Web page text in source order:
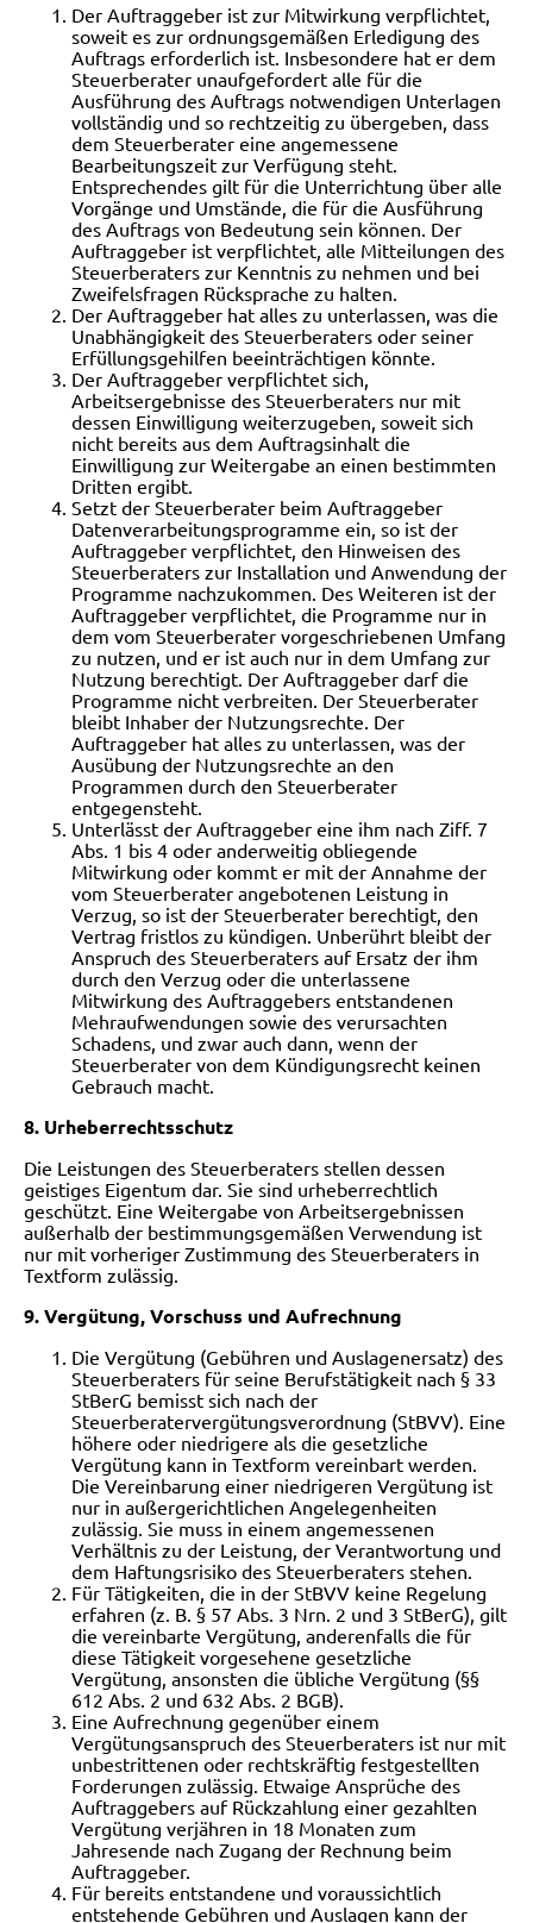
Der Auftraggeber ist zur Mitwirkung verpflichtet,
soweit es zur ordnungsgemäßen Erledigung des
Auftrags erforderlich ist. Insbesondere hat er dem
Steuerberater unaufgefordert alle für die
Ausführung des Auftrags notwendigen Unterlagen
vollständig und so rechtzeitig zu übergeben, dass
dem Steuerberater eine angemessene
Bearbeitungszeit zur Verfügung steht.
Entsprechendes gilt für die Unterrichtung über alle
Vorgänge und Umstände, die für die Ausführung
des Auftrags von Bedeutung sein können. Der
Auftraggeber ist verpflichtet, alle Mitteilungen des
Steuerberaters zur Kenntnis zu nehmen und bei
Zweifelsfragen Rücksprache zu halten.
Der Auftraggeber hat alles zu unterlassen, was die
Unabhängigkeit des Steuerberaters oder seiner
Erfüllungsgehilfen beeinträchtigen könnte.
Der Auftraggeber verpflichtet sich,
Arbeitsergebnisse des Steuerberaters nur mit
dessen Einwilligung weiterzugeben, soweit sich
nicht bereits aus dem Auftragsinhalt die
Einwilligung zur Weitergabe an einen bestimmten
Dritten ergibt.
Setzt der Steuerberater beim Auftraggeber
Datenverarbeitungsprogramme ein, so ist der
Auftraggeber verpflichtet, den Hinweisen des
Steuerberaters zur Installation und Anwendung der
Programme nachzukommen. Des Weiteren ist der
Auftraggeber verpflichtet, die Programme nur in
dem vom Steuerberater vorgeschriebenen Umfang
zu nutzen, und er ist auch nur in dem Umfang zur
Nutzung berechtigt. Der Auftraggeber darf die
Programme nicht verbreiten. Der Steuerberater
bleibt Inhaber der Nutzungsrechte. Der
Auftraggeber hat alles zu unterlassen, was der
Ausübung der Nutzungsrechte an den
Programmen durch den Steuerberater
entgegensteht.
Unterlässt der Auftraggeber eine ihm nach Ziff. 7
Abs. 1 bis 4 oder anderweitig obliegende
Mitwirkung oder kommt er mit der Annahme der
vom Steuerberater angebotenen Leistung in
Verzug, so ist der Steuerberater berechtigt, den
Vertrag fristlos zu kündigen. Unberührt bleibt der
Anspruch des Steuerberaters auf Ersatz der ihm
durch den Verzug oder die unterlassene
Mitwirkung des Auftraggebers entstandenen
Mehraufwendungen sowie des verursachten
Schadens, und zwar auch dann, wenn der
Steuerberater von dem Kündigungsrecht keinen
Gebrauch macht.
8. Urheberrechtsschutz
Die Leistungen des Steuerberaters stellen dessen
geistiges Eigentum dar. Sie sind urheberrechtlich
geschützt. Eine Weitergabe von Arbeitsergebnissen
außerhalb der bestimmungsgemäßen Verwendung ist
nur mit vorheriger Zustimmung des Steuerberaters in
Textform zulässig.
9. Vergütung, Vorschuss und Aufrechnung
Die Vergütung (Gebühren und Auslagenersatz) des
Steuerberaters für seine Berufstätigkeit nach § 33
StBerG bemisst sich nach der
Steuerberatervergütungsverordnung (StBVV). Eine
höhere oder niedrigere als die gesetzliche
Vergütung kann in Textform vereinbart werden.
Die Vereinbarung einer niedrigeren Vergütung ist
nur in außergerichtlichen Angelegenheiten
zulässig. Sie muss in einem angemessenen
Verhältnis zu der Leistung, der Verantwortung und
dem Haftungsrisiko des Steuerberaters stehen.
Für Tätigkeiten, die in der StBVV keine Regelung
erfahren (z. B. § 57 Abs. 3 Nrn. 2 und 3 StBerG), gilt
die vereinbarte Vergütung, anderenfalls die für
diese Tätigkeit vorgesehene gesetzliche
Vergütung, ansonsten die übliche Vergütung (§§
612 Abs. 2 und 632 Abs. 2 BGB).
Eine Aufrechnung gegenüber einem
Vergütungsanspruch des Steuerberaters ist nur mit
unbestrittenen oder rechtskräftig festgestellten
Forderungen zulässig. Etwaige Ansprüche des
Auftraggebers auf Rückzahlung einer gezahlten
Vergütung verjähren in 18 Monaten zum
Jahresende nach Zugang der Rechnung beim
Auftraggeber.
Für bereits entstandene und voraussichtlich
entstehende Gebühren und Auslagen kann der